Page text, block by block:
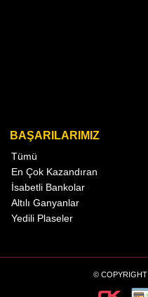
BAŞARILARIMIZ
Tümü
En Çok Kazandıran
İsabetli Bankolar
Altılı Ganyanlar
Yedili Plaseler
©